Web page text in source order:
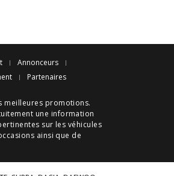
Annonceurs
Partenaires
meilleures promotions.
une information
sur les véhicules
ainsi que de